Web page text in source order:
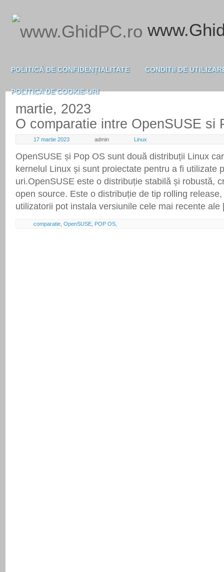
POLITICĂ DE CONFIDENȚIALITATE CONDITII DE
POLITICA DE COOKIE-URI
martie, 2023
O comparatie intre OpenSUSE si
17 martie 2023 admin Linux
OpenSUSE și Pop OS sunt două distribuții Linux
kernelul Linux și sunt proiectate pentru a fi utilizate
uri.OpenSUSE este o distribuție stabilă și robustă,
open source. Este o distribuție de tip rolling
utilizatorii pot instala versiunile cele mai recente
comparatie OpenSUSE POP OS